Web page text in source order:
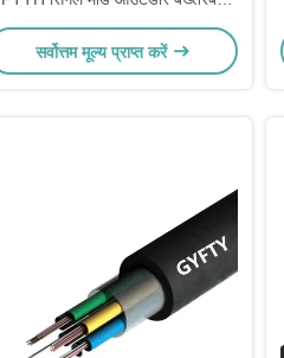
फाइबर ऑप्टिक केबल
सर्वोत्तम मूल्य प्राप्त करें